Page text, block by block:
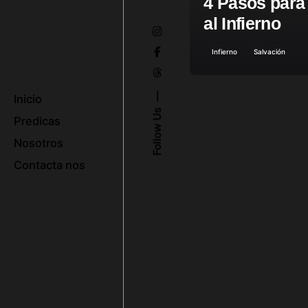
Follow Us
Inicio
Predicas
Nosotros
Contacta nos
al Infierno
Infierno Salvación